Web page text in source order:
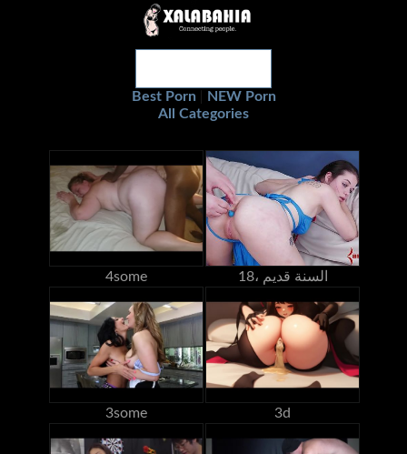
Best Porn
NEW Porn
All Categories
4some 18، السنة قديم
3some 3d